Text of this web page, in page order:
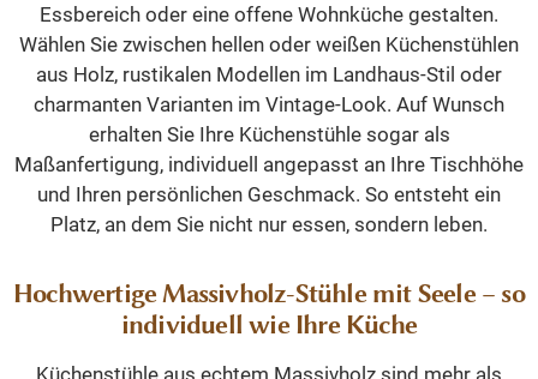
Essbereich oder eine offene Wohnküche gestalten.
Wählen Sie zwischen hellen oder weißen Küchenstühlen
aus Holz, rustikalen Modellen im Landhaus-Stil oder
charmanten Varianten im Vintage-Look. Auf Wunsch
erhalten Sie Ihre Küchenstühle sogar als
Maßanfertigung, individuell angepasst an Ihre Tischhöhe
und Ihren persönlichen Geschmack. So entsteht ein
Platz, an dem Sie nicht nur essen, sondern leben.
Hochwertige Massivholz-Stühle mit Seele – so
individuell wie Ihre Küche